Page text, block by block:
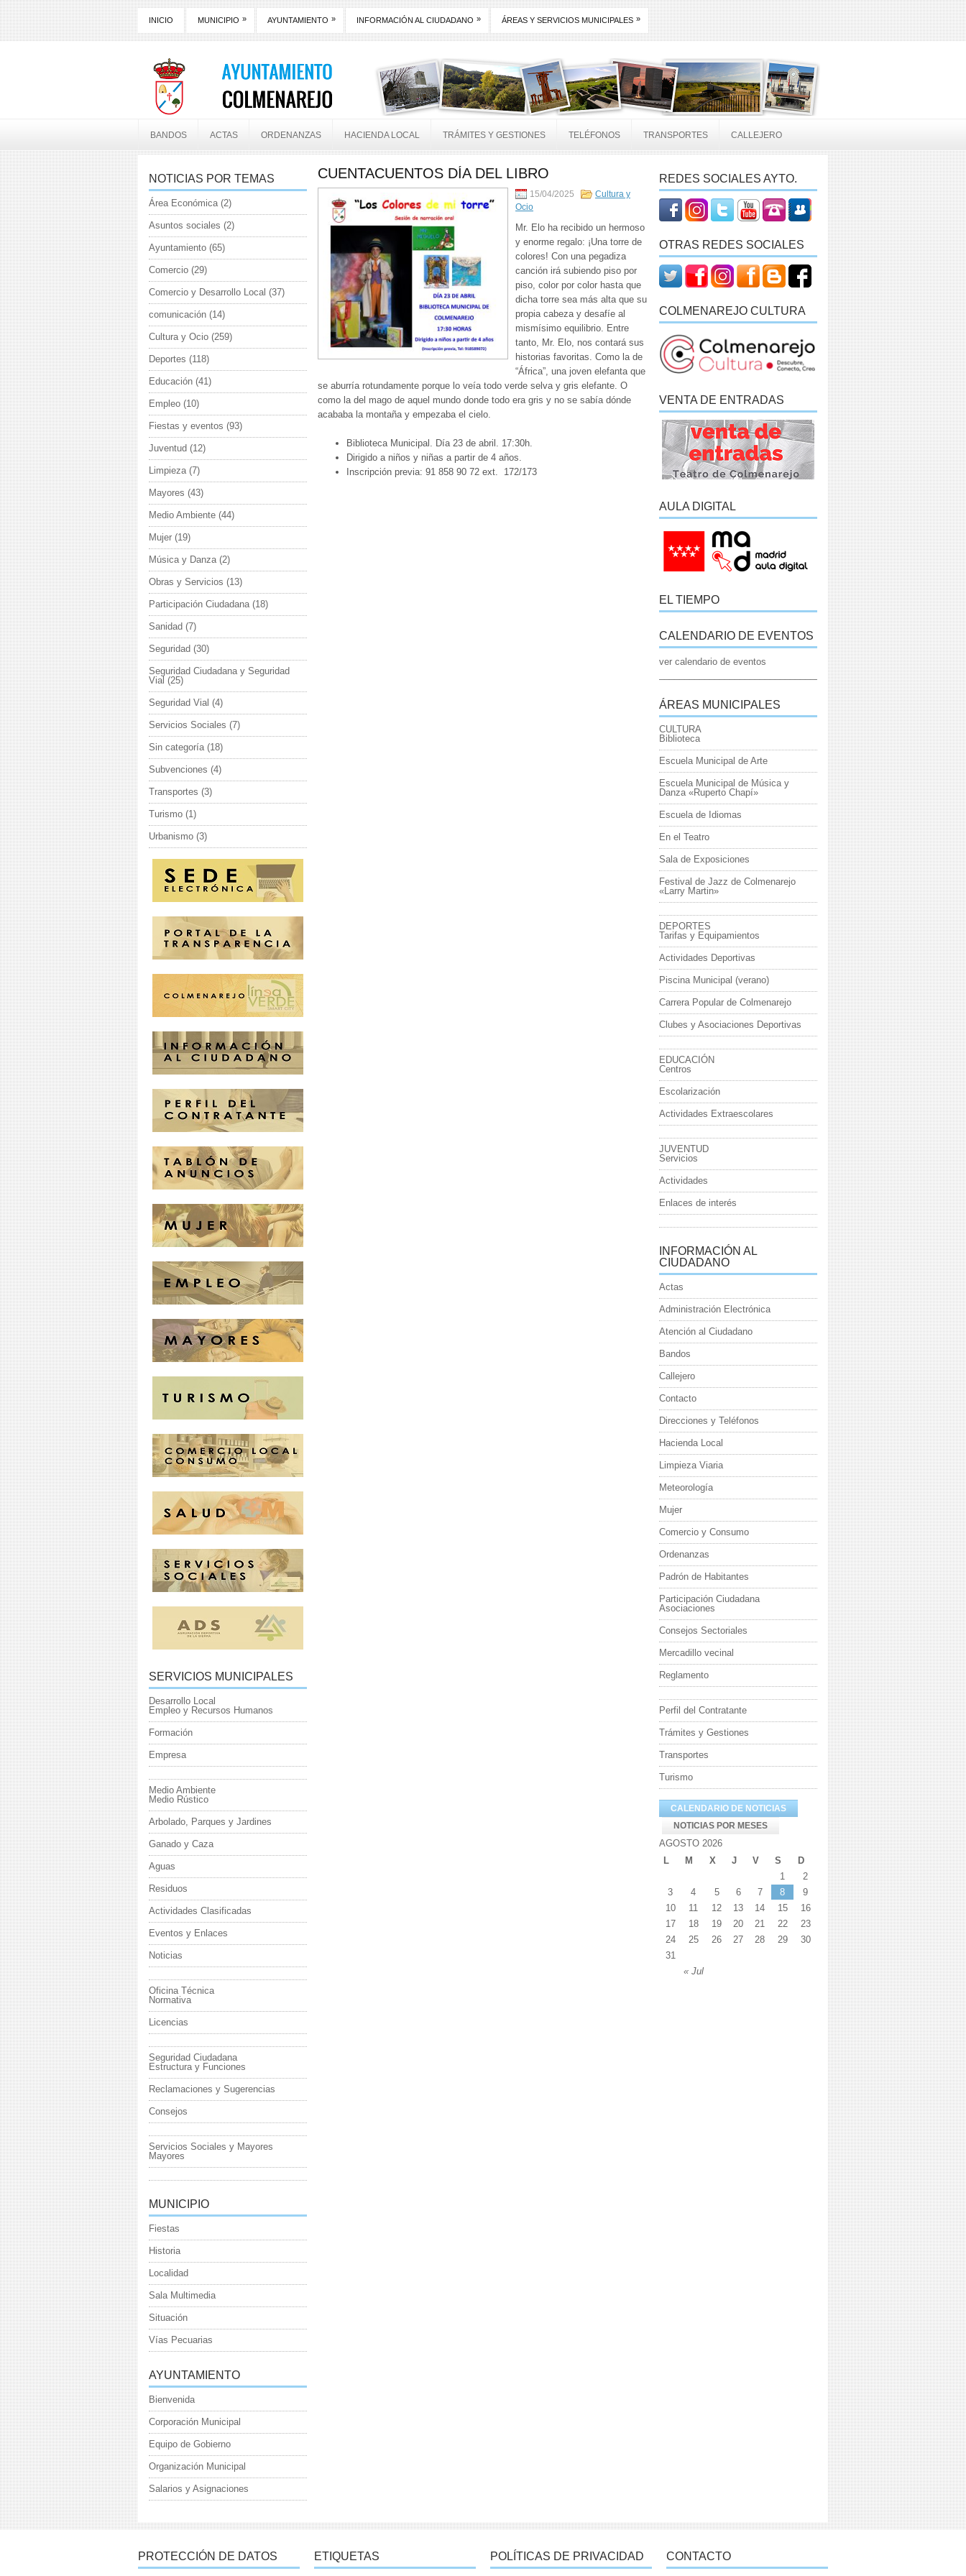
INICIO MUNICIPIO » AYUNTAMIENTO » INFORMACIÓN AL CIUDADANO » ÁREAS Y SERVICIOS MUNICIPALES »
BANDOS ACTAS ORDENANZAS HACIENDA LOCAL TRÁMITES Y GESTIONES TELÉFONOS TRANSPORTES CALLEJERO
CUENTACUENTOS DÍA DEL LIBRO
15/04/2025
Cultura y
Ocio
Mr. Elo ha recibido un hermoso
y enorme regalo: ¡Una torre de
colores! Con una pegadiza
canción irá subiendo piso por
piso, color por color hasta que
dicha torre sea más alta que su
propia cabeza y desafíe al
mismísimo equilibrio. Entre
tanto, Mr. Elo, nos contará sus
historias favoritas. Como la de
“África”, una joven elefanta que
se aburría rotundamente porque lo veía todo verde selva y gris elefante. O
como la del mago de aquel mundo donde todo era gris y no se sabía dónde
acababa la montaña y empezaba el cielo.
Biblioteca Municipal. Día 23 de abril. 17:30h.
Dirigido a niños y niñas a partir de 4 años.
Inscripción previa: 91 858 90 72 ext. 172/173
NOTICIAS POR TEMAS
Área Económica(2)
Asuntos sociales (2)
Ayuntamiento (65)
Comercio (29)
Comercio y Desarrollo Local (37)
comunicación (14)
Cultura y Ocio (259)
Deportes (118)
Educación (41)
Empleo (10)
Fiestas y eventos (93)
Juventud (12)
Limpieza(7)
Mayores (43)
Medio Ambiente (44)
Mujer (19)
Música y Danza(2)
Obras y Servicios (13)
Participación Ciudadana(18)
Sanidad (7)
Seguridad (30)
Seguridad Ciudadana y Seguridad
Vial (25)
Seguridad Vial (4)
Servicios Sociales (7)
Sin categoría(18)
Subvenciones (4)
Transportes (3)
Turismo (1)
Urbanismo (3)
SERVICIOS MUNICIPALES
Desarrollo Local
Empleo y Recursos Humanos
Formación
Empresa
Medio Ambiente
Medio Rústico
Arbolado, Parques y Jardines
Ganado y Caza
Aguas
Residuos
Actividades Clasificadas
Eventos y Enlaces
Noticias
Oficina Técnica
Normativa
Licencias
Seguridad Ciudadana
Estructura y Funciones
Reclamaciones y Sugerencias
Consejos
Servicios Sociales y Mayores
Mayores
MUNICIPIO
Fiestas
Historia
Localidad
Sala Multimedia
Situación
Vías Pecuarias
AYUNTAMIENTO
Bienvenida
Corporación Municipal
Equipo de Gobierno
Organización Municipal
Salarios y Asignaciones
REDES SOCIALES AYTO.
OTRAS REDES SOCIALES
COLMENAREJO CULTURA
VENTA DE ENTRADAS
AULA DIGITAL
EL TIEMPO
CALENDARIO DE EVENTOS
ver calendario de eventos
_____________________________________________________________
ÁREAS MUNICIPALES
CULTURA
Biblioteca
Escuela Municipal de Arte
Escuela Municipal de Música y
Danza «Ruperto Chapí»
Escuela de Idiomas
En el Teatro
Sala de Exposiciones
Festival de Jazz de Colmenarejo
«Larry Martin»
DEPORTES
Tarifas y Equipamientos
Actividades Deportivas
Piscina Municipal (verano)
Carrera Popular de Colmenarejo
Clubes y Asociaciones Deportivas
EDUCACIÓN
Centros
Escolarización
Actividades Extraescolares
JUVENTUD
Servicios
Actividades
Enlaces de interés
INFORMACIÓN AL
CIUDADANO
Actas
Administración Electrónica
Atención al Ciudadano
Bandos
Callejero
Contacto
Direcciones y Teléfonos
Hacienda Local
Limpieza Viaria
Meteorología
Mujer
Comercio y Consumo
Ordenanzas
Padrón de Habitantes
Participación Ciudadana
Asociaciones
Consejos Sectoriales
Mercadillo vecinal
Reglamento
Perfil del Contratante
Trámites y Gestiones
Transportes
Turismo
CALENDARIO DE NOTICIAS
NOTICIAS POR MESES
AGOSTO 2026
L
M X J V S D
« Jul
1
2
3
4 5 6 7 8
9
10
11 12 13 14 15
16
17
18 19 20 21 22
23
24
25 26 27 28 29
30
31
PROTECCIÓN DE DATOS ETIQUETAS POLÍTICAS DE PRIVACIDAD CONTACTO